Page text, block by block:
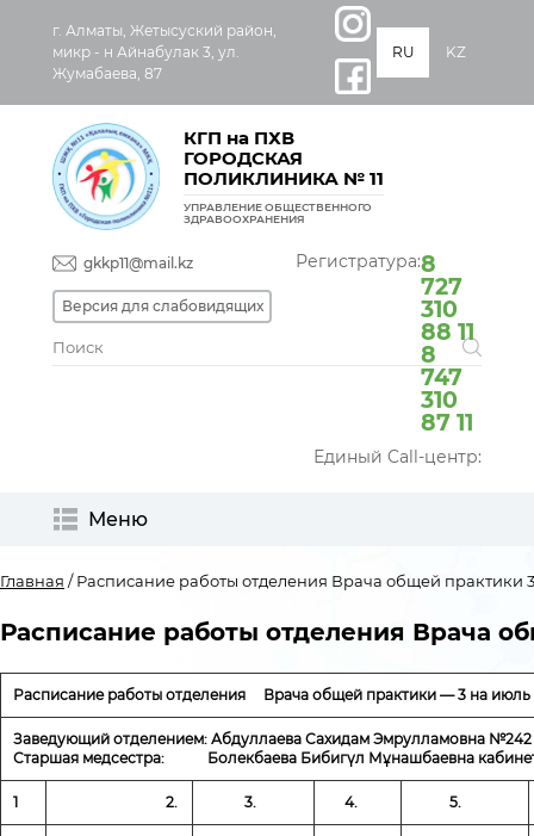
г. Алматы, Жетысуский район,
микр - н Айнабулак 3, ул.
Жумабаева, 87
RU KZ
КГП на ПХВ
ГОРОДСКАЯ
ПОЛИКЛИНИКА № 11
УПРАВЛЕНИЕ ОБЩЕСТВЕННОГО
ЗДРАВООХРАНЕНИЯ
gkkp11@mail.kz
Версия для слабовидящих
Регистратура:8
727
310
88 11
8
747
310
87 11
Единый Call-центр:
Меню
Главная / Расписание работы отделения Врача общей практики 3
Расписание работы отделения Врача
Расписание работы отделения Врача общей практики — 3 на июль
Заведующий отделением: Абдуллаева Сахидам Эмрулламовна №242
Старшая медсестра: Болекбаева Бибигүл Мұнашбаевна
1 2. 3. 4. 5.